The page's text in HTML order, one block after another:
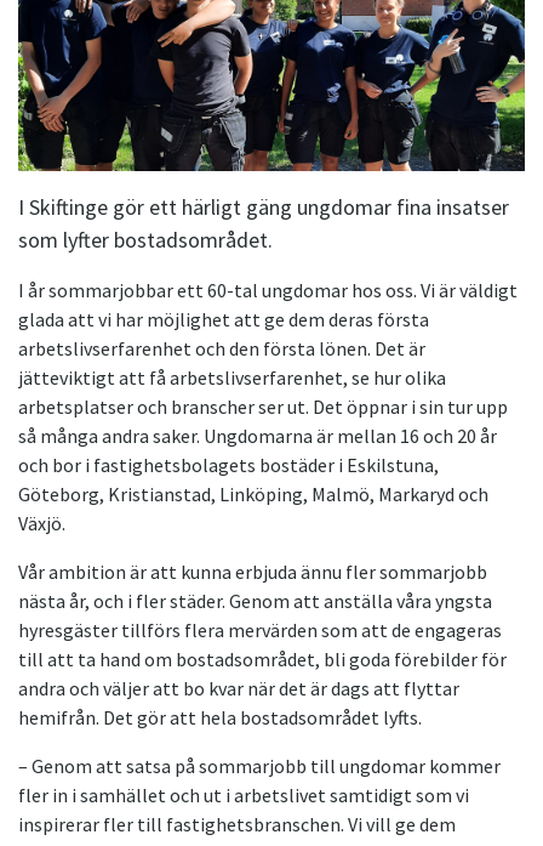
I Skiftinge gör ett härligt gäng ungdomar fina insatser
som lyfter bostadsområdet.
I år sommarjobbar ett 60-tal ungdomar hos oss. Vi är väldigt
glada att vi har möjlighet att ge dem deras första
arbetslivserfarenhet och den första lönen. Det är
jätteviktigt att få arbetslivserfarenhet, se hur olika
arbetsplatser och branscher ser ut. Det öppnar i sin tur upp
så många andra saker. Ungdomarna är mellan 16 och 20 år
och bor i fastighetsbolagets bostäder i Eskilstuna,
Göteborg, Kristianstad, Linköping, Malmö, Markaryd och
Växjö.
Vår ambition är att kunna erbjuda ännu fler sommarjobb
nästa år, och i fler städer. Genom att anställa våra yngsta
hyresgäster tillförs flera mervärden som att de engageras
till att ta hand om bostadsområdet, bli goda förebilder för
andra och väljer att bo kvar när det är dags att flyttar
hemifrån. Det gör att hela bostadsområdet lyfts.
– Genom att satsa på sommarjobb till ungdomar kommer
fler in i samhället och ut i arbetslivet samtidigt som vi
inspirerar fler till fastighetsbranschen. Vi vill ge dem